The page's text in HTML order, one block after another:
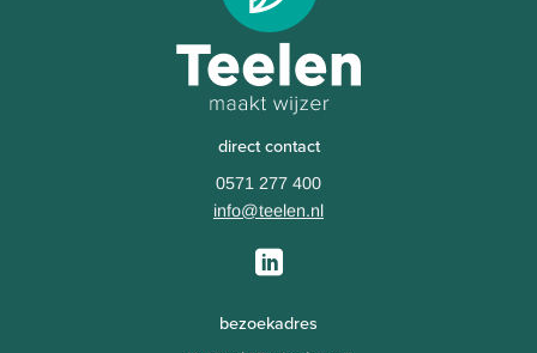
direct contact
0571 277 400
info@teelen.nl
bezoekadres